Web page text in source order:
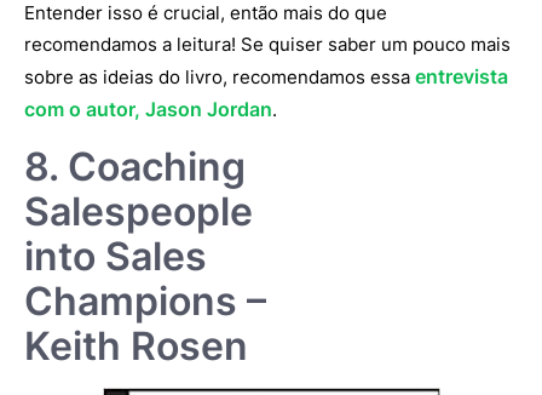
Entender isso é crucial, então mais do que
recomendamos a leitura! Se quiser saber um pouco mais
sobre as ideias do livro, recomendamos essa entrevista
com o autor, Jason Jordan.
8. Coaching
Salespeople
into Sales
Champions –
Keith Rosen